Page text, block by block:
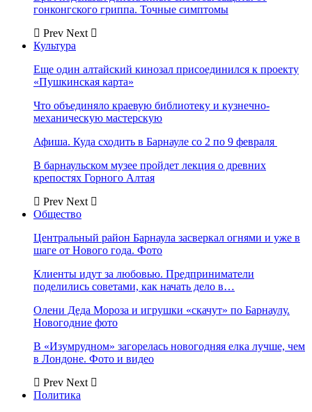
гонконгского гриппа. Точные симптомы
Prev Next
Культура
Еще один алтайский кинозал присоединился к проекту
«Пушкинская карта»
Что объединяло краевую библиотеку и кузнечно-
механическую мастерскую
Афиша. Куда сходить в Барнауле со 2 по 9 февраля
В барнаульском музее пройдет лекция о древних
крепостях Горного Алтая
Prev Next
Общество
Центральный район Барнаула засверкал огнями и уже в
шаге от Нового года. Фото
Клиенты идут за любовью. Предприниматели
поделились советами, как начать дело в…
Олени Деда Мороза и игрушки «скачут» по Барнаулу.
Новогодние фото
В «Изумрудном» загорелась новогодняя елка лучше, чем
в Лондоне. Фото и видео
Prev Next
Политика